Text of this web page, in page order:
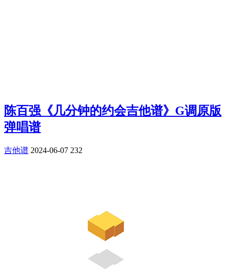
陈百强《几分钟的约会吉他谱》G调原版
弹唱谱
吉他谱 2024-06-07 232